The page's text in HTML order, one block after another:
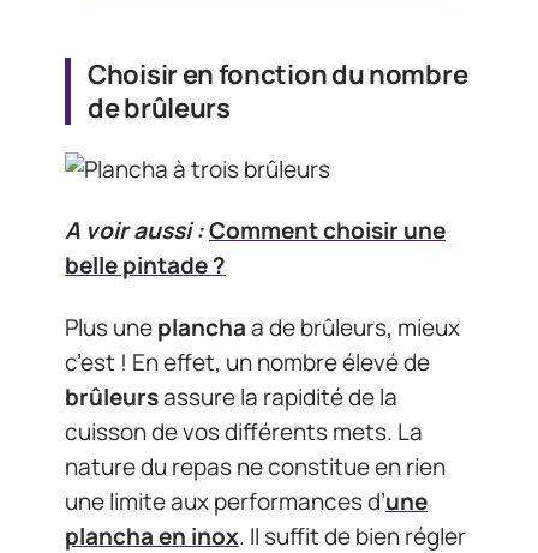
Choisir en fonction du nombre
de brûleurs
A voir aussi :Comment choisir une
belle pintade ?
Plus uneplanchaa de brûleurs, mieux
c’est ! En effet, un nombre élevé de
brûleursassure la rapidité de la
cuisson de vos différents mets. La
nature du repas ne constitue en rien
une limite aux performances d’une
plancha en inox. Il suffit de bien régler